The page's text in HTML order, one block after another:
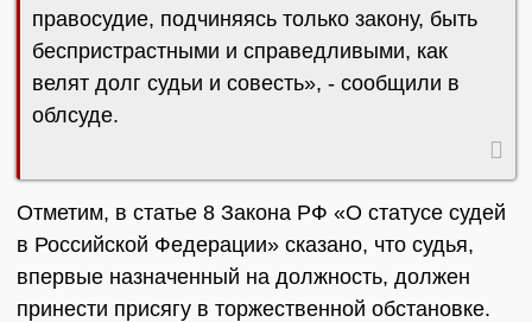
правосудие, подчиняясь только закону, быть
беспристрастными и справедливыми, как
велят долг судьи и совесть», - сообщили в
облсуде.
Отметим, в статье 8 Закона РФ «О статусе судей
в Российской Федерации» сказано, что судья,
впервые назначенный на должность, должен
принести присягу в торжественной обстановке.